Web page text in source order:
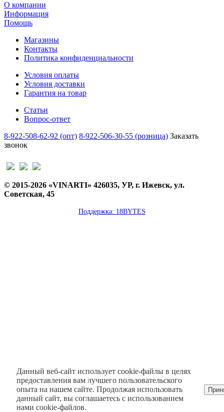
О компании
Информация
Помощь
Магазины
Контакты
Политика конфиденциальности
Условия оплаты
Условия доставки
Гарантия на товар
Статьи
Вопрос-ответ
8-922-508-62-92 (опт) 8-922-506-30-55 (розница) Заказать
звонок
© 2015-2026 «VINARTI» 426035, УР, г. Ижевск, ул.
Советская, 45
Поддержка: 18BYTES
Данный веб-сайт использует cookie-файлы в целях
предоставления вам лучшего пользовательского
опыта на нашем сайте. Продолжая использовать
данный сайт, вы соглашаетесь с использованием
нами cookie-файлов.